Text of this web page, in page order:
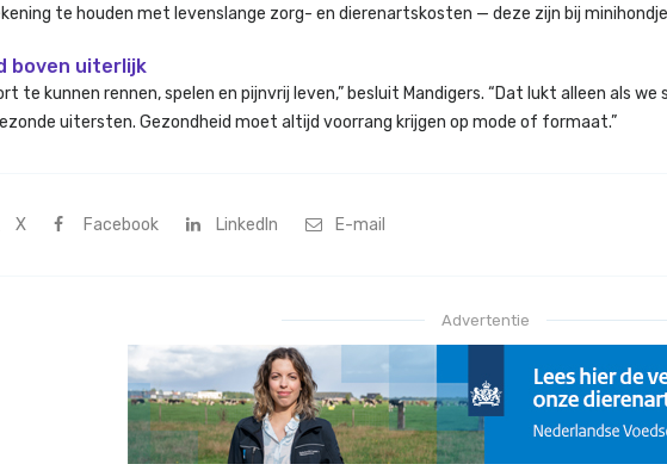
te houden met levenslange zorg- en dierenartskosten — deze zijn bij
boven uiterlijk
te kunnen rennen, spelen en pijnvrij leven,” besluit Mandigers. “Dat lukt alleen als
uitersten. Gezondheid moet altijd voorrang krijgen op mode of formaat.”
X Facebook LinkedIn E-mail
Advertentie